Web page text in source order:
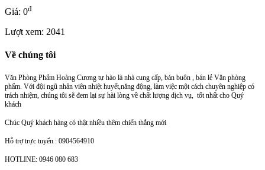
Giá: 0đ
Lượt xem: 2041
Về chúng tôi
Văn Phòng Phẩm Hoàng Cương tự hào là nhà cung cấp, bán buôn , bán lẻ Văn phòng
phẩm. Với đội ngũ nhân viên nhiệt huyết,năng động, làm việc một cách chuyên nghiệp có
trách nhiệm, chúng tôi sẽ đem lại sự hài lòng về chất lượng dịch vụ, tốt nhất cho Quý
khách
Chúc Quý khách hàng có thật nhiều thêm chiến thắng mới
Hỗ trợ trực tuyến : 0904564910
HOTLINE: 0946 080 683